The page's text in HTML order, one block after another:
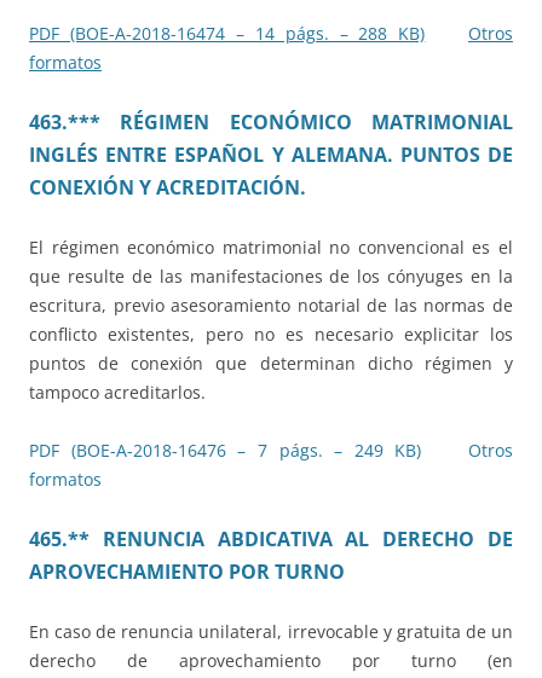
PDF (BOE-A-2018-16474 – 14 págs. – 288 KB)
Otros
formatos
463.*** RÉGIMEN ECONÓMICO MATRIMONIAL
INGLÉS ENTRE ESPAÑOL Y ALEMANA. PUNTOS DE
CONEXIÓN Y ACREDITACIÓN.
El régimen económico matrimonial no convencional es el
que resulte de las manifestaciones de los cónyuges en la
escritura, previo asesoramiento notarial de las normas de
conflicto existentes, pero no es necesario explicitar los
puntos de conexión que determinan dicho régimen y
tampoco acreditarlos.
PDF (BOE-A-2018-16476 – 7 págs. – 249 KB)
Otros
formatos
465.** RENUNCIA ABDICATIVA AL DERECHO DE
APROVECHAMIENTO POR TURNO
En caso de renuncia unilateral, irrevocable y gratuita de un
derecho de aprovechamiento por turno (en